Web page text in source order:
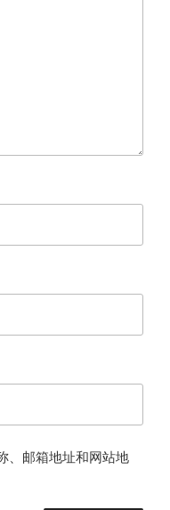
、邮箱地址和网站地